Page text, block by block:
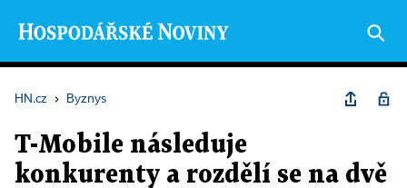
HN.cz › Byznys
T-Mobile následuje
konkurenty a rozdělí se na dvě